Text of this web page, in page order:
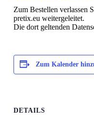
Zum Bestellen verlassen
pretix.eu weitergeleitet.
Die dort geltenden
Zum Kalender
DETAILS